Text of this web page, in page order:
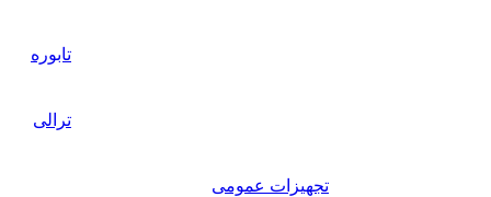
تابوره
ترالی
تجهیزات عمومی